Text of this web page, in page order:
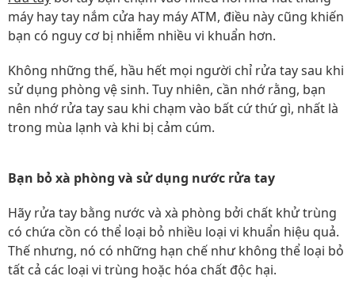
máy hay tay nắm cửa hay máy ATM, điều này cũng khiến
bạn có nguy cơ bị nhiễm nhiều vi khuẩn hơn.
Không những thế, hầu hết mọi người chỉ rửa tay sau khi
sử dụng phòng vệ sinh. Tuy nhiên, cần nhớ rằng, bạn
nên nhớ rửa tay sau khi chạm vào bất cứ thứ gì, nhất là
trong mùa lạnh và khi bị cảm cúm.
Bạn bỏ xà phòng và sử dụng nước rửa tay
Hãy rửa tay bằng nước và xà phòng bởi chất khử trùng
có chứa cồn có thể loại bỏ nhiều loại vi khuẩn hiệu quả.
Thế nhưng, nó có những hạn chế như không thể loại bỏ
tất cả các loại vi trùng hoặc hóa chất độc hại.